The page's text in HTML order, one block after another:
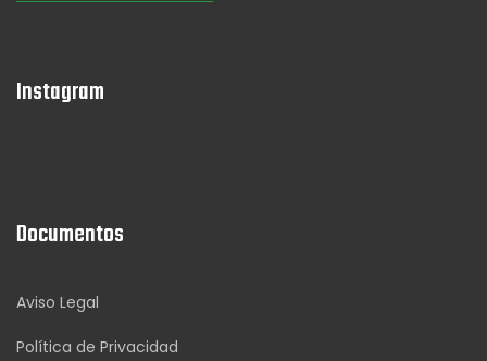
Instagram
Documentos
Aviso Legal
Política de Privacidad